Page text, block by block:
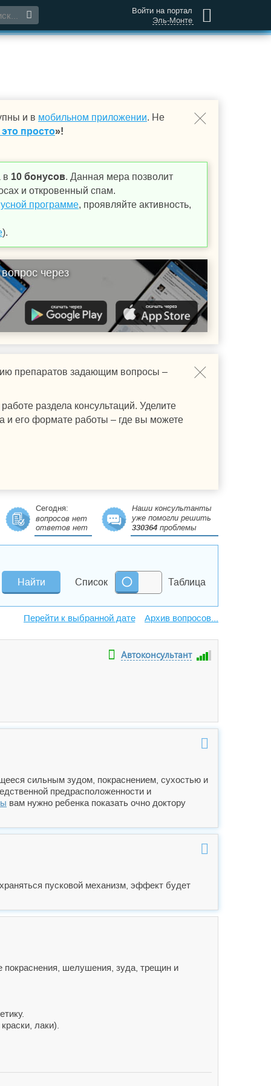
Войти на портал
Эль-Монте
и в мобильном приложении. Не
просто»!
в 10 бонусов. Данная мера позволит
и откровенный спам.
программе, проявляйте активность,
).
через
препаратов задающим вопросы –
раздела консультаций. Уделите
и его формате работы – где вы можете
Сегодня:
вопросов нет
ответов нет
Наши консультанты
уже помогли решить
330364 проблемы
Таблица
Список
Архив вопросов...
Автоконсультант
сильным зудом, покраснением, сухостью и
предрасположенности и
вам нужно ребенка показать очно доктору
пусковой механизм, эффект будет
покраснения, шелушения, зуда, трещин и
лаки).